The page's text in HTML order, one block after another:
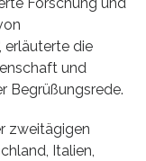
erläuterte die
und
Begrüßungsrede.
zweitägigen
Italien,